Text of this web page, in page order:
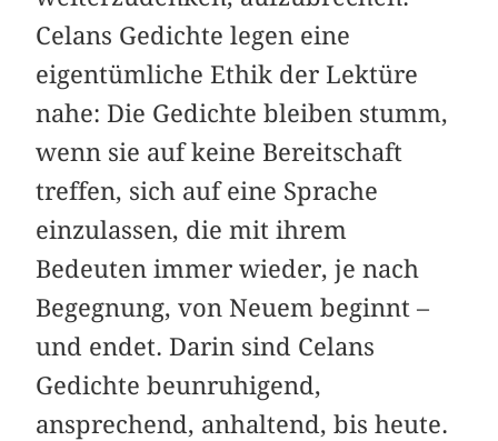
Celans Gedichte legen eine
eigentümliche Ethik der Lektüre
nahe: Die Gedichte bleiben stumm,
wenn sie auf keine Bereitschaft
treffen, sich auf eine Sprache
einzulassen, die mit ihrem
Bedeuten immer wieder, je nach
Begegnung, von Neuem beginnt –
und endet. Darin sind Celans
Gedichte beunruhigend,
ansprechend, anhaltend, bis heute.